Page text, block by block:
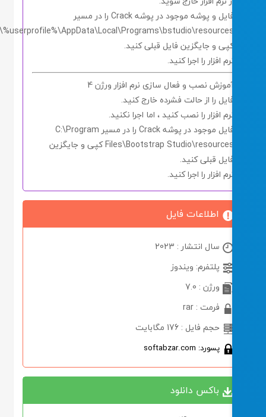
و پوشه موجود در پوشهCrackرا در مسیر
و جایگزین فایل قبلی کنید.
افزار را اجرا کنید.
نصب و فعال سازی نرم افزار ورژن 4
را از حالت فشرده خارج کنید.
افزار را نصب کنید ، اما اجرانکنید.
موجود در پوشهCrackرا در مسیرC:\Program
Files\Bootstrapکپی و جایگزین
قبلی کنید.
افزار را اجرا کنید.
اطلاعات فایل
سال انتشار : 2023
پلتفرم: ویندوز
ورژن : 7.0
فرمت : rar
حجم فایل : 176 مگابایت
پسورد: softabzar.com
باکس دانلود